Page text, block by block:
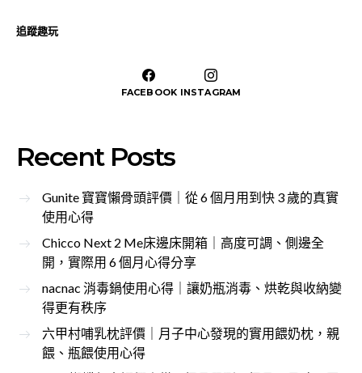
追蹤趣玩
FACEBOOK INSTAGRAM
Recent Posts
Gunite 寶寶懶骨頭評價｜從 6 個月用到快 3 歲的真實
使用心得
Chicco Next 2 Me床邊床開箱｜高度可調、側邊全
開，實際用 6 個月心得分享
nacnac 消毒鍋使用心得｜讓奶瓶消毒、烘乾與收納變
得更有秩序
六甲村哺乳枕評價｜月子中心發現的實用餵奶枕，親
餵、瓶餵使用心得